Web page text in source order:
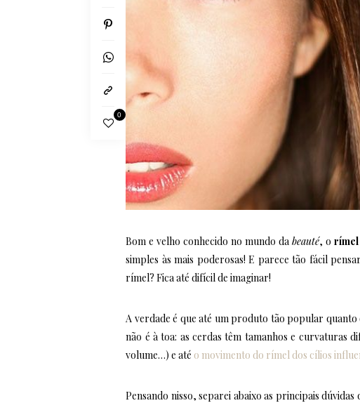
0
Bom e velho conhecido no mundo da beauté, o rímel
simples às mais poderosas! E parece tão fácil
rímel? Fica até difícil de imaginar!
A verdade é que até um produto tão popular
não é à toa: as cerdas têm tamanhos e curvaturas
volume…) e até o movimento do rímel dos cílios
Pensando nisso, separei abaixo as principais